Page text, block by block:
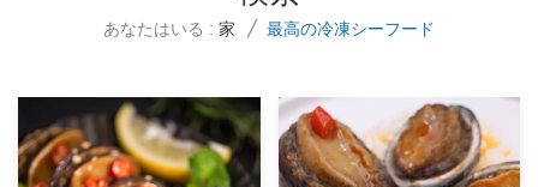
あなたはいる : 家 / 最高の冷凍シーフード